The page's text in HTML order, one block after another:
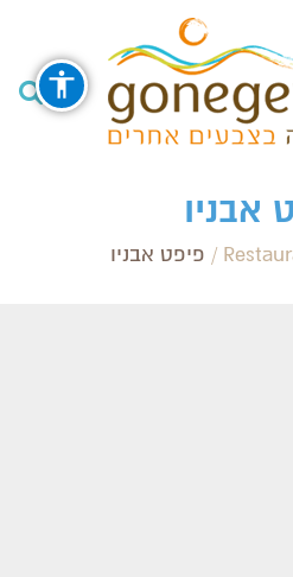
אבניו
/ פיפט אבניו